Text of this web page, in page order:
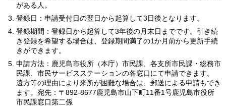
がある人。
登録日：申請受付日の翌日から起算して3日後となります。
登録期間：登録日から起算して3年後の月末日までです。引き続
き登録を希望する場合は、登録期間満了の1か月前から更新手続
きができます。
申請方法：鹿児島市役所（本庁）市民課、各支所市民課・総務市
民課、市民サービスステーションの各窓口にて申請できます。
遠方等の理由により来所が困難な場合は、郵送による申請もでき
ます。宛先：〒892-8677鹿児島市山下町11番1号鹿児島市役所
市民課窓口第二係